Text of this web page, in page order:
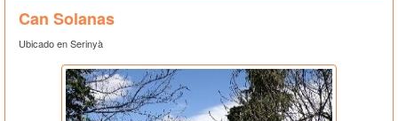
Can Solanas
Ubicado en Serinyà